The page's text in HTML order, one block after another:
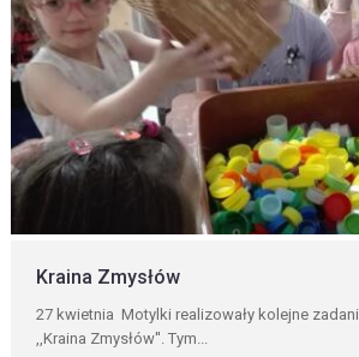
Kraina Zmysłów
27 kwietnia Motylki realizowały kolejne
,,Kraina Zmysłów''. Tym...